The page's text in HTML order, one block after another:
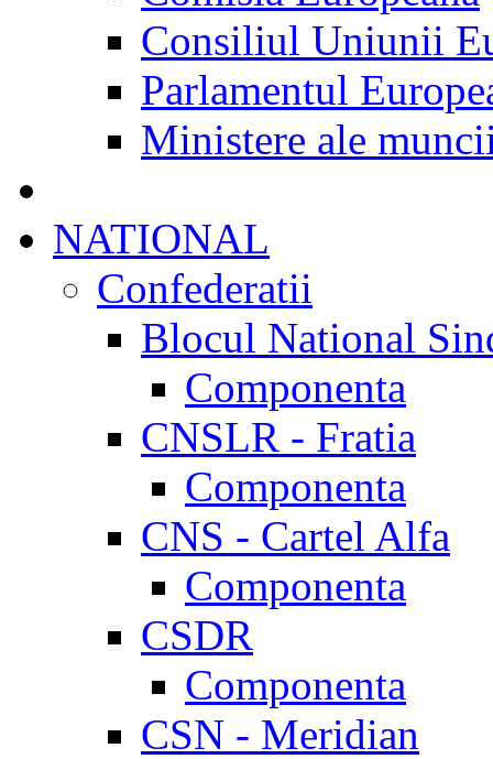
Consiliul Uniunii
Parlamentul
Ministere ale
NATIONAL
Confederatii
Blocul National
Componenta
CNSLR - Fratia
Componenta
CNS - Cartel Alfa
Componenta
CSDR
Componenta
CSN - Meridian